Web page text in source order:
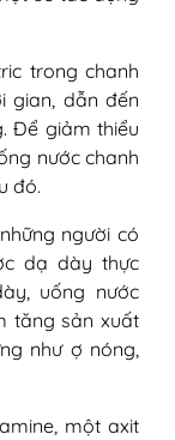
trong chanh
gian, dẫn đến
Để giảm thiểu
nước chanh
đó.
người có
dạ dày thực
uống nước
tăng sản xuất
như ợ nóng,
một axit